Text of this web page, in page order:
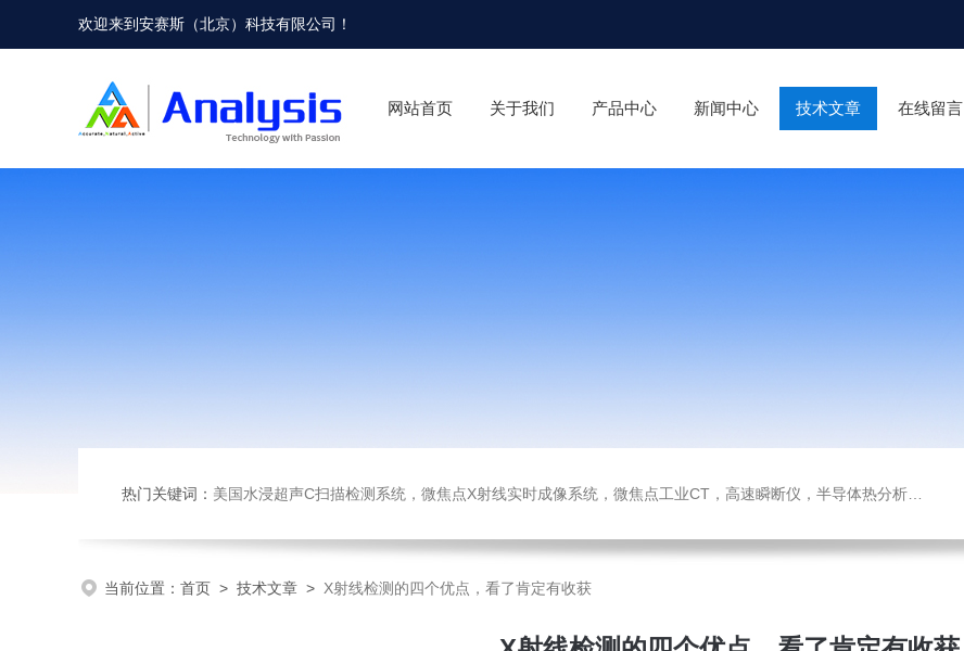
欢迎来到安赛斯（北京）科技有限公司 ！
网站首页 关于我们 产品中心 新闻中心 技术文章 在线留言
热门关键词： 美国水浸超声C扫描检测系统，微焦点X射线实时成像系统，微焦点工业CT，高速瞬断仪，半导体热分析仪，材料热导率测试仪，材料热膨胀系数测试仪，进口离心机，可编程匀胶机烤胶机热板，光弹仪应力双折射仪
当前位置： 首页 > 技术文章 > X射线检测的四个优点，看了肯定有收获